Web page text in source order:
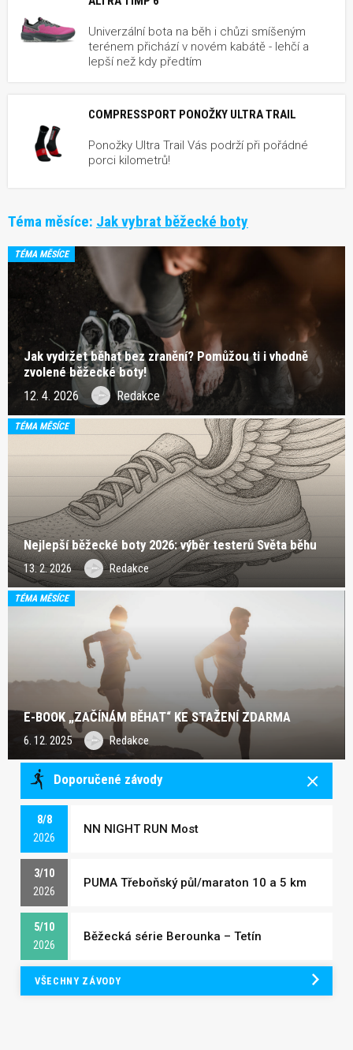
Univerzální bota na běh i chůzi smíšeným
terénem přichází v novém kabátě - lehčí a
lepší než kdy předtím
COMPRESSPORT PONOŽKY ULTRA TRAIL
Ponožky Ultra Trail Vás podrží při pořádné
porci kilometrů!
Téma měsíce: Jak vybrat běžecké boty
TÉMA MĚSÍCE
Jak vydržet běhat bez zranění? Pomůžou ti i vhodně
zvolené běžecké boty!
12. 4. 2026 Redakce
TÉMA MĚSÍCE
Nejlepší běžecké boty 2026: výběr testerů Světa běhu
13. 2. 2026 Redakce
TÉMA MĚSÍCE
E-BOOK „ZAČÍNÁM BĚHAT“ KE STAŽENÍ ZDARMA
6. 12. 2025 Redakce
Doporučené závody
8/8
2026
NN NIGHT RUN Most
3/10
2026
PUMA Třeboňský půl/maraton 10 a 5 km
5/10
2026
Běžecká série Berounka – Tetín
VŠECHNY ZÁVODY